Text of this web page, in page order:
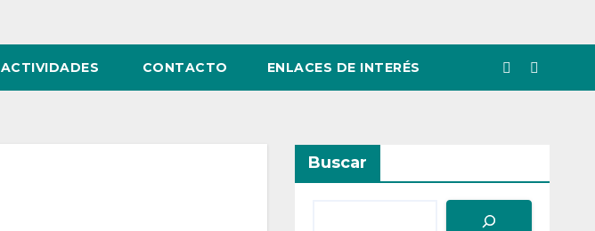
ACTIVIDADES CONTACTO ENLACES DE INTERÉS
Buscar